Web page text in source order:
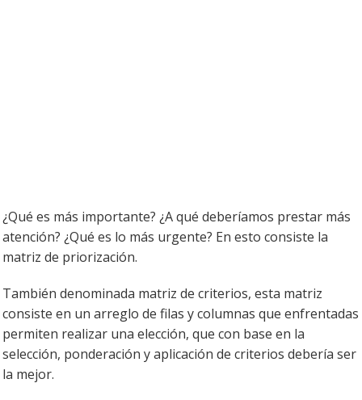
¿Qué es más importante? ¿A qué deberíamos prestar más
atención? ¿Qué es lo más urgente? En esto consiste la
matriz de priorización.
También denominada matriz de criterios, esta matriz
consiste en un arreglo de filas y columnas que enfrentadas
permiten realizar una elección, que con base en la
selección, ponderación y aplicación de criterios debería ser
la mejor.